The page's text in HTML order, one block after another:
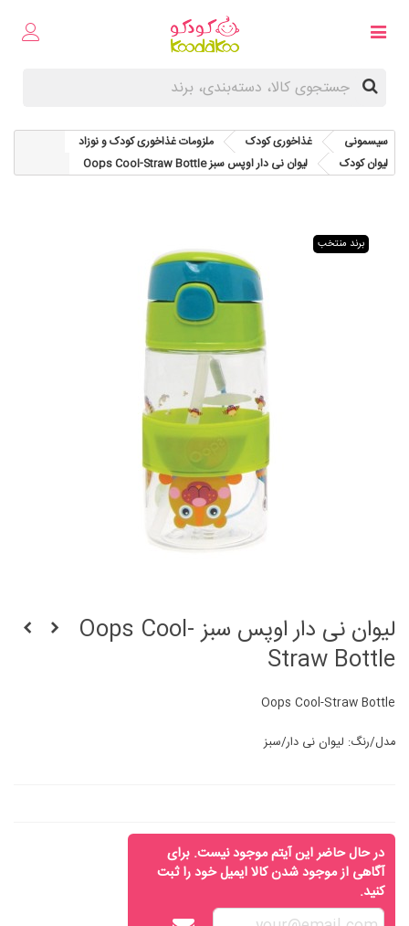
سیسمونی غذاخوری کودک
ملزومات غذاخوری کودک و نوزاد
لیوان کودک
لیوان نی دار اوپس سبز Oops Cool-Straw Bottle
برند منتخب
لیوان نی دار اوپس سبز Oops Cool-
Straw Bottle
Oops Cool-Straw Bottle
مدل/رنگ: لیوان نی دار/سبز
در حال حاضر این آیتم موجود نیست. برای
آگاهی از موجود شدن کالا ایمیل خود را ثبت
کنید.